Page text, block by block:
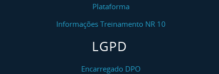
Plataforma
Informações Treinamento NR 10
LGPD
Encarregado DPO